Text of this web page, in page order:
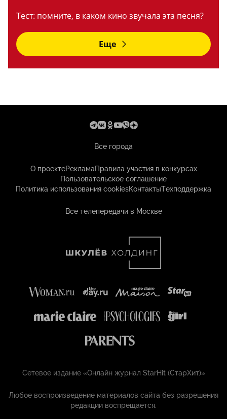
Тест: помните, в каком кино звучала эта песня?
Еще
Все города
О проектеРекламаПравила участия в конкурсах
Пользовательское соглашение
Политика использования cookiesКонтактыТехподдержка
Все телепередачи в Москве
Сетевое издание «Онлайн журнал StarHit (СтарХит)»
Любое воспроизведение материалов сайта без разрешения
редакции воспрещается.